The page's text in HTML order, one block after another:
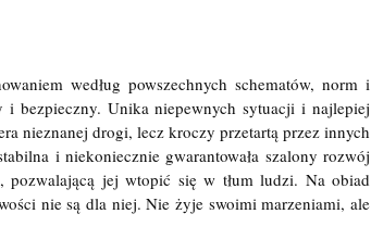
według powszechnych schematów, norm i
i bezpieczny. Unika niepewnych sytuacji i najlepiej
nieznanej drogi, lecz kroczy przetartą przez innych
i niekoniecznie gwarantowała szalony rozwój
pozwalającą jej wtopić się w tłum ludzi. Na obiad
nie są dla niej. Nie żyje swoimi marzeniami, ale